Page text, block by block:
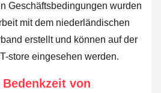
Geschäftsbedingungen wurden
mit dem niederländischen
erstellt und können auf der
store eingesehen werden.
von